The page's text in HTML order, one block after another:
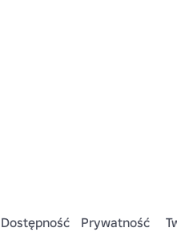
Dostępność Prywatność